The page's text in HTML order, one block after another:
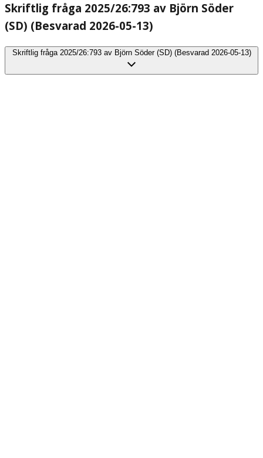
Skriftlig fråga 2025/26:793 av Björn Söder
(SD) (Besvarad 2026-05-13)
Skriftlig fråga 2025/26:793 av Björn Söder (SD) (Besvarad 2026-05-13)